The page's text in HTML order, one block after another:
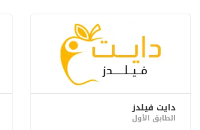
دايت فيلدز
الطابق الأول